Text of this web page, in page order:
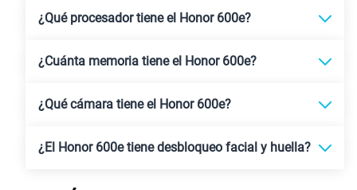
¿Qué procesador tiene el Honor 600e?
¿Cuánta memoria tiene el Honor 600e?
¿Qué cámara tiene el Honor 600e?
¿El Honor 600e tiene desbloqueo facial y huella?